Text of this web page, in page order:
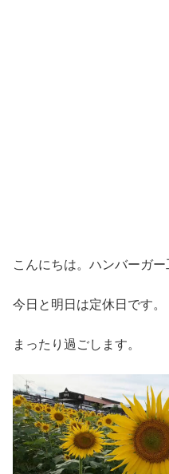
こんにちは。ハンバーガ
今日と明日は定休日です。
まったり過ごします。